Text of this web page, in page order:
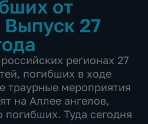
от
Выпуск 27
регионах 27
погибших в ходе
траурные мероприятия
на Аллее ангелов,
погибших. Туда сегодня